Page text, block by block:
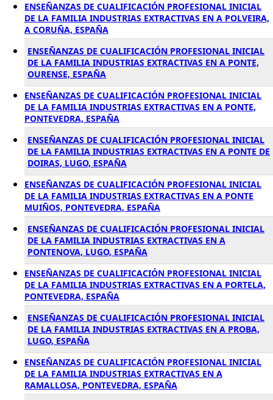
ENSEÑANZAS DE CUALIFICACIÓN PROFESIONAL INICIAL
DE LA FAMILIA INDUSTRIAS EXTRACTIVAS EN A POLVEIRA,
A CORUÑA, ESPAÑA
ENSEÑANZAS DE CUALIFICACIÓN PROFESIONAL INICIAL
DE LA FAMILIA INDUSTRIAS EXTRACTIVAS EN A PONTE,
OURENSE, ESPAÑA
ENSEÑANZAS DE CUALIFICACIÓN PROFESIONAL INICIAL
DE LA FAMILIA INDUSTRIAS EXTRACTIVAS EN A PONTE,
PONTEVEDRA, ESPAÑA
ENSEÑANZAS DE CUALIFICACIÓN PROFESIONAL INICIAL
DE LA FAMILIA INDUSTRIAS EXTRACTIVAS EN A PONTE DE
DOIRAS, LUGO, ESPAÑA
ENSEÑANZAS DE CUALIFICACIÓN PROFESIONAL INICIAL
DE LA FAMILIA INDUSTRIAS EXTRACTIVAS EN A PONTE
MUIÑOS, PONTEVEDRA, ESPAÑA
ENSEÑANZAS DE CUALIFICACIÓN PROFESIONAL INICIAL
DE LA FAMILIA INDUSTRIAS EXTRACTIVAS EN A
PONTENOVA, LUGO, ESPAÑA
ENSEÑANZAS DE CUALIFICACIÓN PROFESIONAL INICIAL
DE LA FAMILIA INDUSTRIAS EXTRACTIVAS EN A PORTELA,
PONTEVEDRA, ESPAÑA
ENSEÑANZAS DE CUALIFICACIÓN PROFESIONAL INICIAL
DE LA FAMILIA INDUSTRIAS EXTRACTIVAS EN A PROBA,
LUGO, ESPAÑA
ENSEÑANZAS DE CUALIFICACIÓN PROFESIONAL INICIAL
DE LA FAMILIA INDUSTRIAS EXTRACTIVAS EN A
RAMALLOSA, PONTEVEDRA, ESPAÑA